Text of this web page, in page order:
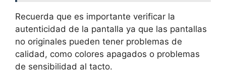
Recuerda que es importante verificar la
autenticidad de la pantalla ya que las pantallas
no originales pueden tener problemas de
calidad, como colores apagados o problemas
de sensibilidad al tacto.